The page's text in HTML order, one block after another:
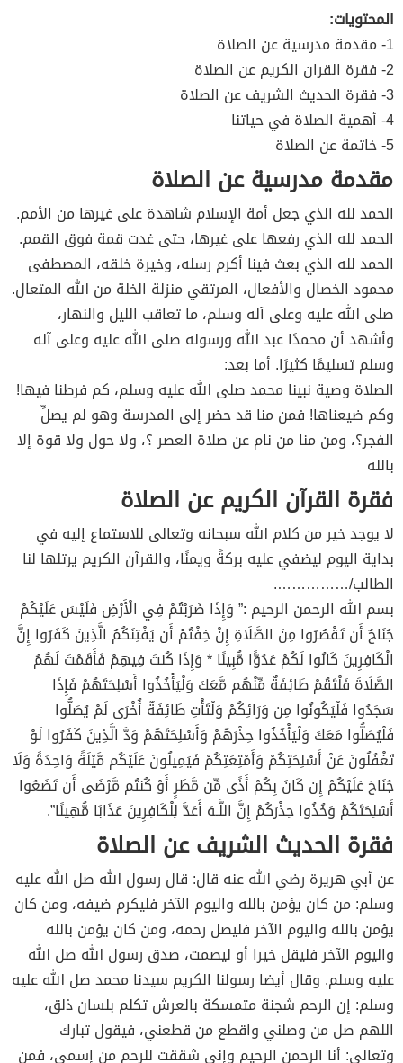
المحتويات:
1- مقدمة مدرسية عن الصلاة
2- فقرة القران الكريم عن الصلاة
3- فقرة الحديث الشريف عن الصلاة
4- أهمية الصلاة في حياتنا
5- خاتمة عن الصلاة
مقدمة مدرسية عن الصلاة
الحمد لله الذي جعل أمة الإسلام شاهدة على غيرها من الأمم.
الحمد لله الذي رفعها على غيرها، حتى غدت قمة فوق القمم.
الحمد لله الذي بعث فينا أكرم رسله، وخيرة خلقه، المصطفى
محمود الخصال والأفعال، المرتقي منزلة الخلة من الله المتعال.
صلى الله عليه وعلى آله وسلم، ما تعاقب الليل والنهار،
وأشهد أن محمدًا عبد الله ورسوله صلى الله عليه وعلى آله
وسلم تسليمًا كثيرًا. أما بعد:
الصلاة وصية نبينا محمد صلى الله عليه وسلم، كم فرطنا فيها!
وكم ضيعناها! فمن منا قد حضر إلى المدرسة وهو لم يصلِّ
الفجر؟، ومن منا من نام عن صلاة العصر ؟، ولا حول ولا قوة إلا
بالله
فقرة القرآن الكريم عن الصلاة
لا يوجد خير من كلام الله سبحانه وتعالى للاستماع إليه في
بداية اليوم ليضفي عليه بركةً ويمنًا، والقرآن الكريم يرتلها لنا
الطالب/…………….
بسم الله الرحمن الرحيم :” وَإِذَا ضَرَبْتُمْ فِي الْأَرْضِ فَلَيْسَ عَلَيْكُمْ
جُنَاحٌ أَن تَقْصُرُوا مِنَ الصَّلَاةِ إِنْ خِفْتُمْ أَن يَفْتِنَكُمُ الَّذِينَ كَفَرُوا إِنَّ
الْكَافِرِينَ كَانُوا لَكُمْ عَدُوًّا مُّبِينًا * وَإِذَا كُنتَ فِيهِمْ فَأَقَمْتَ لَهُمُ
الصَّلَاةَ فَلْتَقُمْ طَائِفَةٌ مِّنْهُم مَّعَكَ وَلْيَأْخُذُوا أَسْلِحَتَهُمْ فَإِذَا
سَجَدُوا فَلْيَكُونُوا مِن وَرَائِكُمْ وَلْتَأْتِ طَائِفَةٌ أُخْرَى لَمْ يُصَلُّوا
فَلْيُصَلُّوا مَعَكَ وَلْيَأْخُذُوا حِذْرَهُمْ وَأَسْلِحَتَهُمْ وَدَّ الَّذِينَ كَفَرُوا لَوْ
تَغْفُلُونَ عَنْ أَسْلِحَتِكُمْ وَأَمْتِعَتِكُمْ فَيَمِيلُونَ عَلَيْكُم مَّيْلَةً وَاحِدَةً وَلَا
جُنَاحَ عَلَيْكُمْ إِن كَانَ بِكُمْ أَذًى مِّن مَّطَرٍ أَوْ كُنتُم مَّرْضَى أَن تَضَعُوا
أَسْلِحَتَكُمْ وَخُذُوا حِذْرَكُمْ إِنَّ اللَّـهَ أَعَدَّ لِلْكَافِرِينَ عَذَابًا مُّهِينًا”.
فقرة الحديث الشريف عن الصلاة
عن أبي هريرة رضي الله عنه قال: قال رسول الله صل الله عليه
وسلم: من كان يؤمن بالله واليوم الآخر فليكرم ضيفه، ومن كان
يؤمن بالله واليوم الآخر فليصل رحمه، ومن كان يؤمن بالله
واليوم الآخر فليقل خيرا أو ليصمت، صدق رسول الله صل الله
عليه وسلم. وقال أيضا رسولنا الكريم سيدنا محمد صل الله عليه
وسلم: إن الرحم شجنة متمسكة بالعرش تكلم بلسان ذلق،
اللهم صل من وصلني واقطع من قطعني، فيقول تبارك
وتعالى: أنا الرحمن الرحيم وإني شققت للرحم من إسمي، فمن